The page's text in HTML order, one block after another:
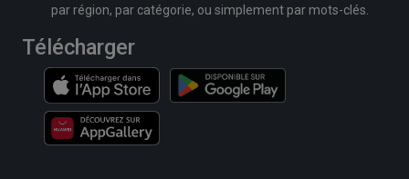
par région, par catégorie, ou simplement par mots-clés.
Télécharger